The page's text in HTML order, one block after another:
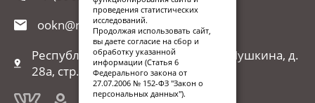
ookn@r-19.ru
Республика Хакасия, г. Абакан, ул.Пушкина, д.
28а, стр. 1
проведения статистических
исследований.
Продолжая использовать сайт,
вы даете согласие на сбор и
обработку указанной
информации (Статья 6
Федерального закона от
27.07.2006 № 152-ФЗ "Закон о
персональных данных").